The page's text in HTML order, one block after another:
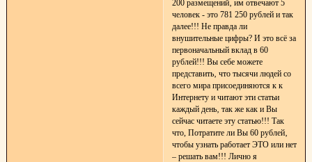
200 размещений‚ им отвечают 5
человек - это 781 250 рублей и так
далее!!! Не правда ли
внушительные цифры? И это всё за
первоначальный вклад в 60
рублей!!! Вы себе можете
представить‚ что тысячи людей со
всего мира присоединяются к к
Интернету и читают эти статьи
каждый день‚ так же как и Вы
сейчас читаете эту статью!!! Так
что, Потратите ли Вы 60 рублей‚
чтобы узнать работает ЭТО или нет
– решать вам!!! Лично я